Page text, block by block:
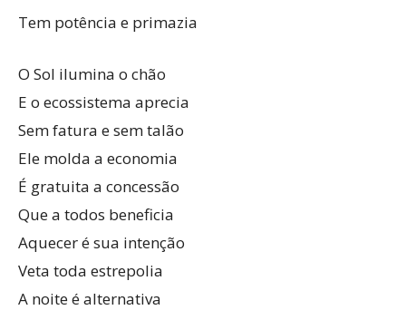
Tem potência e primazia
O Sol ilumina o chão
E o ecossistema aprecia
Sem fatura e sem talão
Ele molda a economia
É gratuita a concessão
Que a todos beneficia
Aquecer é sua intenção
Veta toda estrepolia
A noite é alternativa